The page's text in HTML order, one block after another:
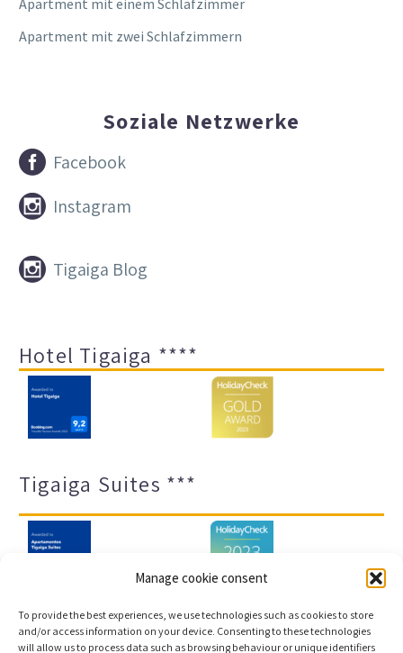
Manage cookie consent
To provide the best experiences, we use technologies such as cookies to store
and/or access information on your device. Consenting to these technologies
will allow us to process data such as browsing behaviour or unique identifiers
Apartment mit einem Schlafzimmer
Apartment mit zwei Schlafzimmern
Soziale Netzwerke

 Facebook

 Instagram

 Tigaiga Blog
Hotel Tigaiga ****
Tigaiga Suites ***